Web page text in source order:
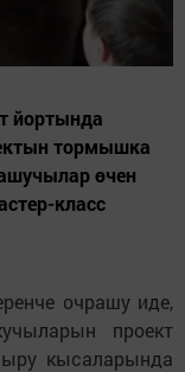
йортында
тормышка
өчен
класс
очрашу иде,
проект
кысаларында